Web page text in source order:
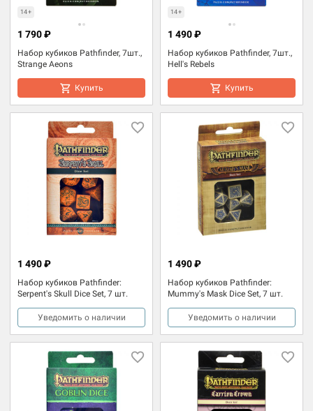
14+
Набор кубиков Pathfinder, 7шт.,
Strange Aeons
1 790 ₽
Купить
14+
Набор кубиков Pathfinder, 7шт.,
Hell's Rebels
1 490 ₽
Купить
Набор кубиков Pathfinder:
Serpent's Skull Dice Set, 7 шт.
1 490 ₽
Уведомить о наличии
Набор кубиков Pathfinder:
Mummy's Mask Dice Set, 7 шт.
1 490 ₽
Уведомить о наличии